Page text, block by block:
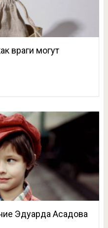
враги могут
Эдуарда Асадова